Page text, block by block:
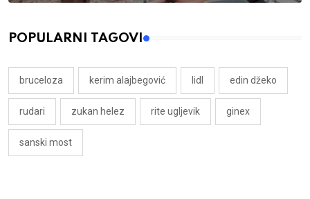
POPULARNI TAGOVI
bruceloza kerim alajbegović lidl edin džeko
rudari zukan helez rite ugljevik ginex
sanski most